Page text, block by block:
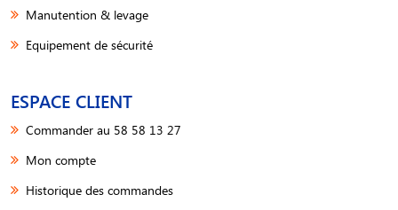
Manutention & levage
Equipement de sécurité
ESPACE CLIENT
Commander au 58 58 13 27
Mon compte
Historique des commandes